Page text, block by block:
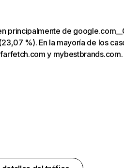
principalmente de
%). En la mayoría de los
y mybestbrands.com.